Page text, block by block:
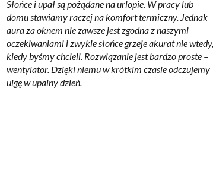
Słońce i upał są pożądane na urlopie. W pracy lub
domu stawiamy raczej na komfort termiczny. Jednak
aura za oknem nie zawsze jest zgodna z naszymi
oczekiwaniami i zwykle słońce grzeje akurat nie wtedy,
kiedy byśmy chcieli. Rozwiązanie jest bardzo proste –
wentylator. Dzięki niemu w krótkim czasie odczujemy
ulgę w upalny dzień.